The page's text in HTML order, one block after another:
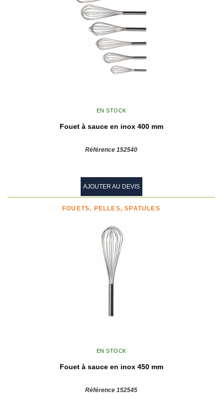
EN STOCK
Fouet à sauce en inox 400 mm
Référence 152540
AJOUTER AU DEVIS
FOUETS, PELLES, SPATULES
EN STOCK
Fouet à sauce en inox 450 mm
Référence 152545